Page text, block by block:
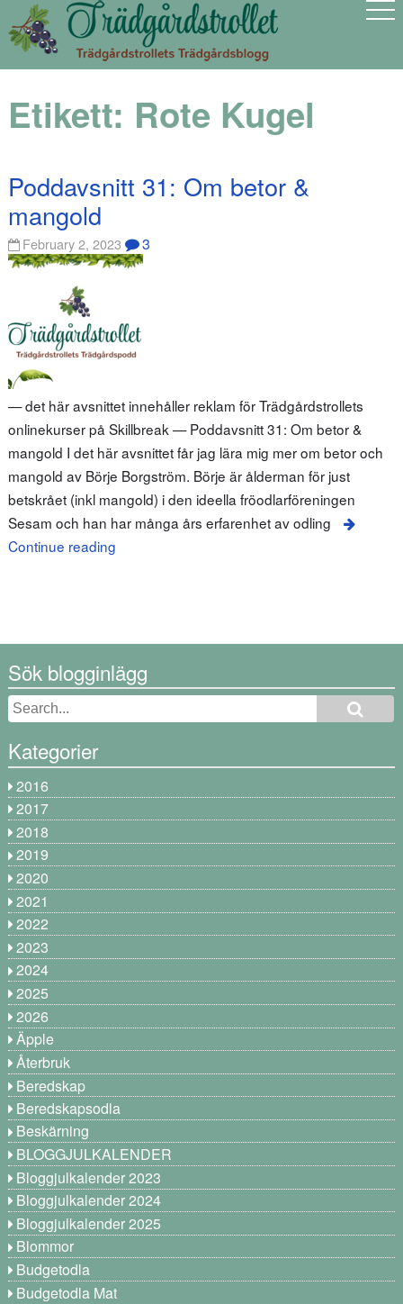
Etikett: Rote Kugel
Poddavsnitt 31: Om betor &
mangold
February 2, 2023 3
— det här avsnittet innehåller reklam för Trädgårdstrollets
onlinekurser på Skillbreak — Poddavsnitt 31: Om betor &
mangold I det här avsnittet får jag lära mig mer om betor och
mangold av Börje Borgström. Börje är ålderman för just
betskrået (inkl mangold) i den ideella fröodlarföreningen
Sesam och han har många års erfarenhet av odling
Continue reading
Sök blogginlägg
Kategorier
2016
2017
2018
2019
2020
2021
2022
2023
2024
2025
2026
Äpple
Återbruk
Beredskap
Beredskapsodla
Beskärning
BLOGGJULKALENDER
Bloggjulkalender 2023
Bloggjulkalender 2024
Bloggjulkalender 2025
Blommor
Budgetodla
Budgetodla Mat